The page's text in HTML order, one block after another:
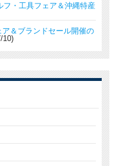
フ・工具フェア＆沖縄特産
ア＆ブランドセール開催の
10